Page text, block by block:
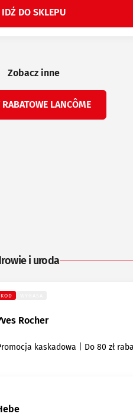
IDŹ DO SKLEPU
Zobacz inne
RABATOWE LANCÔME
i uroda
KOD
Rocher
kaskadowa | Do 80 zł